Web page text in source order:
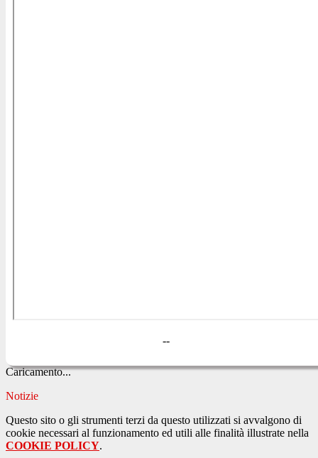
--
Caricamento...
Notizie
Questo sito o gli strumenti terzi da questo utilizzati si avvalgono di
cookie necessari al funzionamento ed utili alle finalità illustrate nella
COOKIE POLICY.